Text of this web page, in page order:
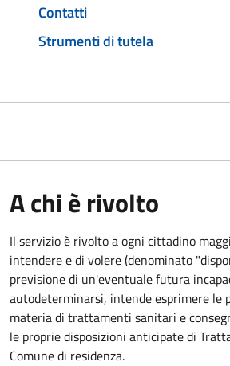
Contatti
Strumenti di tutela
A chi è rivolto
Il servizio è rivolto a ogni cittadino
intendere e di volere (denominato
previsione di un'eventuale futura
autodeterminarsi, intende esprimere le
materia di trattamenti sanitari e
le proprie disposizioni anticipate di
Comune di residenza.